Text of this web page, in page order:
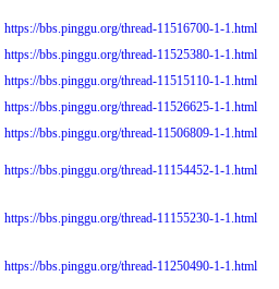
https://bbs.pinggu.org/thread-11516700-1-1.html
https://bbs.pinggu.org/thread-11525380-1-1.html
https://bbs.pinggu.org/thread-11515110-1-1.html
https://bbs.pinggu.org/thread-11526625-1-1.html
https://bbs.pinggu.org/thread-11506809-1-1.html
https://bbs.pinggu.org/thread-11154452-1-1.html
https://bbs.pinggu.org/thread-11155230-1-1.html
https://bbs.pinggu.org/thread-11250490-1-1.html